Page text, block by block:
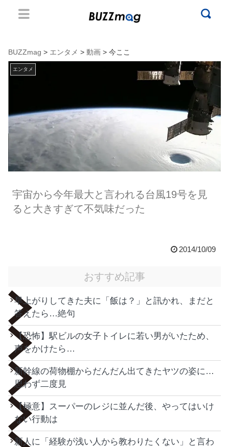
BUZZmag > エンタメ > 動画 > 今ここ
エンタメ
宇宙から今年最大と言われる台風19号を見
ると大きすぎて不気味だった
2014/10/09
おすすめ記事
早上がりしてきた夫に「飯は？」と訊かれ、まだと
答えたら…絶句
【恐怖】駅ビルの女子トイレに若い男がいたため、
声をかけたら…
新幹線の荷物棚からだんだん出てきたヤツの姿に…
思わず二度見
【極意】スーパーのレジに並んだ後、やってはいけ
ない行動は
新人に「経験が浅い人から教わりたくない」と言わ